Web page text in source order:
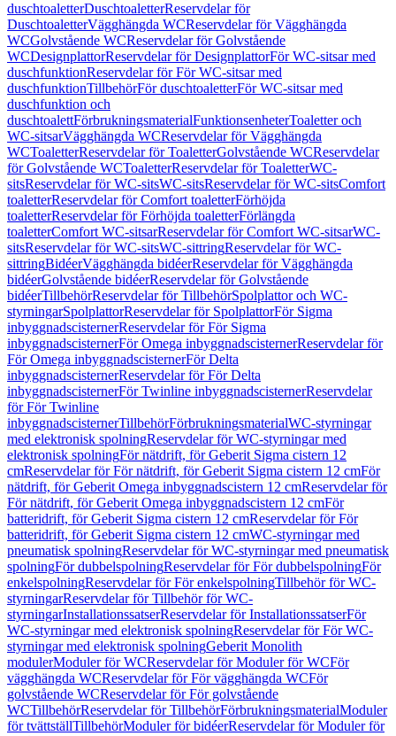
duschtoaletterDuschtoaletterReservdelar för
DuschtoaletterVägghängda WCReservdelar för Vägghängda
WCGolvstående WCReservdelar för Golvstående
WCDesignplattorReservdelar för DesignplattorFör WC-sitsar med
duschfunktionReservdelar för För WC-sitsar med
duschfunktionTillbehörFör duschtoaletterFör WC-sitsar med
duschfunktion och
duschtoalettFörbrukningsmaterialFunktionsenheterToaletter och
WC-sitsarVägghängda WCReservdelar för Vägghängda
WCToaletterReservdelar för ToaletterGolvstående WCReservdelar
för Golvstående WCToaletterReservdelar för ToaletterWC-
sitsReservdelar för WC-sitsWC-sitsReservdelar för WC-sitsComfort
toaletterReservdelar för Comfort toaletterFörhöjda
toaletterReservdelar för Förhöjda toaletterFörlängda
toaletterComfort WC-sitsarReservdelar för Comfort WC-sitsarWC-
sitsReservdelar för WC-sitsWC-sittringReservdelar för WC-
sittringBidéerVägghängda bidéerReservdelar för Vägghängda
bidéerGolvstående bidéerReservdelar för Golvstående
bidéerTillbehörReservdelar för TillbehörSpolplattor och WC-
styrningarSpolplattorReservdelar för SpolplattorFör Sigma
inbyggnadscisternerReservdelar för För Sigma
inbyggnadscisternerFör Omega inbyggnadscisternerReservdelar för
För Omega inbyggnadscisternerFör Delta
inbyggnadscisternerReservdelar för För Delta
inbyggnadscisternerFör Twinline inbyggnadscisternerReservdelar
för För Twinline
inbyggnadscisternerTillbehörFörbrukningsmaterialWC-styrningar
med elektronisk spolningReservdelar för WC-styrningar med
elektronisk spolningFör nätdrift, för Geberit Sigma cistern 12
cmReservdelar för För nätdrift, för Geberit Sigma cistern 12 cmFör
nätdrift, för Geberit Omega inbyggnadscistern 12 cmReservdelar för
För nätdrift, för Geberit Omega inbyggnadscistern 12 cmFör
batteridrift, för Geberit Sigma cistern 12 cmReservdelar för För
batteridrift, för Geberit Sigma cistern 12 cmWC-styrningar med
pneumatisk spolningReservdelar för WC-styrningar med pneumatisk
spolningFör dubbelspolningReservdelar för För dubbelspolningFör
enkelspolningReservdelar för För enkelspolningTillbehör för WC-
styrningarReservdelar för Tillbehör för WC-
styrningarInstallationssatserReservdelar för InstallationssatserFör
WC-styrningar med elektronisk spolningReservdelar för För WC-
styrningar med elektronisk spolningGeberit Monolith
modulerModuler för WCReservdelar för Moduler för WCFör
vägghängda WCReservdelar för För vägghängda WCFör
golvstående WCReservdelar för För golvstående
WCTillbehörReservdelar för TillbehörFörbrukningsmaterialModuler
för tvättställTillbehörModuler för bidéerReservdelar för Moduler för